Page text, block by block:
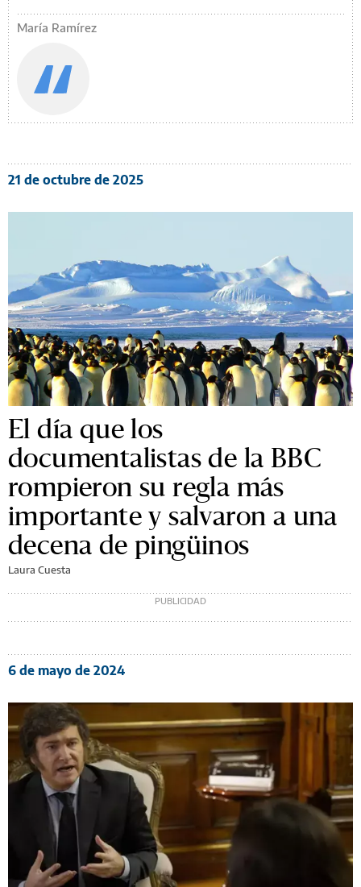
María Ramírez
21 de octubre de 2025
El día que los
documentalistas de la BBC
rompieron su regla más
importante y salvaron a una
decena de pingüinos
Laura Cuesta
6 de mayo de 2024